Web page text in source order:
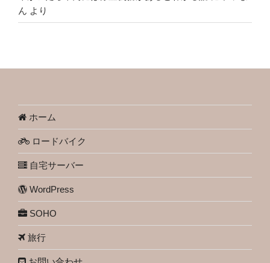
ん より
ホーム
ロードバイク
自宅サーバー
WordPress
SOHO
旅行